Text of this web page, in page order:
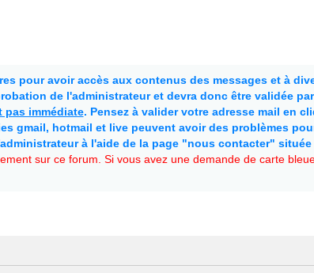
pour avoir accès aux contenus des messages et à
de l'administrateur et devra donc être validée
pas immédiate. Pensez à valider votre adresse mail en
gmail, hotmail et live peuvent avoir des problèmes
à l'aide de la page "nous contacter"
sur ce forum. Si vous avez une demande de carte